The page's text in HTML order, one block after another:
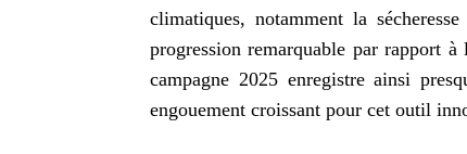
climatiques, notamment la
progression remarquable par rapport
campagne 2025 enregistre ainsi
engouement croissant pour cet outil